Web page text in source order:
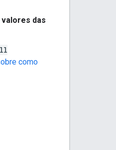
valores das
como